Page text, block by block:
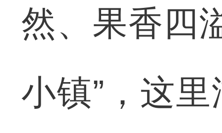
然、果香四
小镇”，这